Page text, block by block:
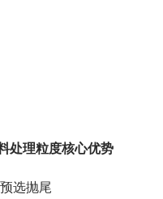
处理粒度核心优势
选抛尾